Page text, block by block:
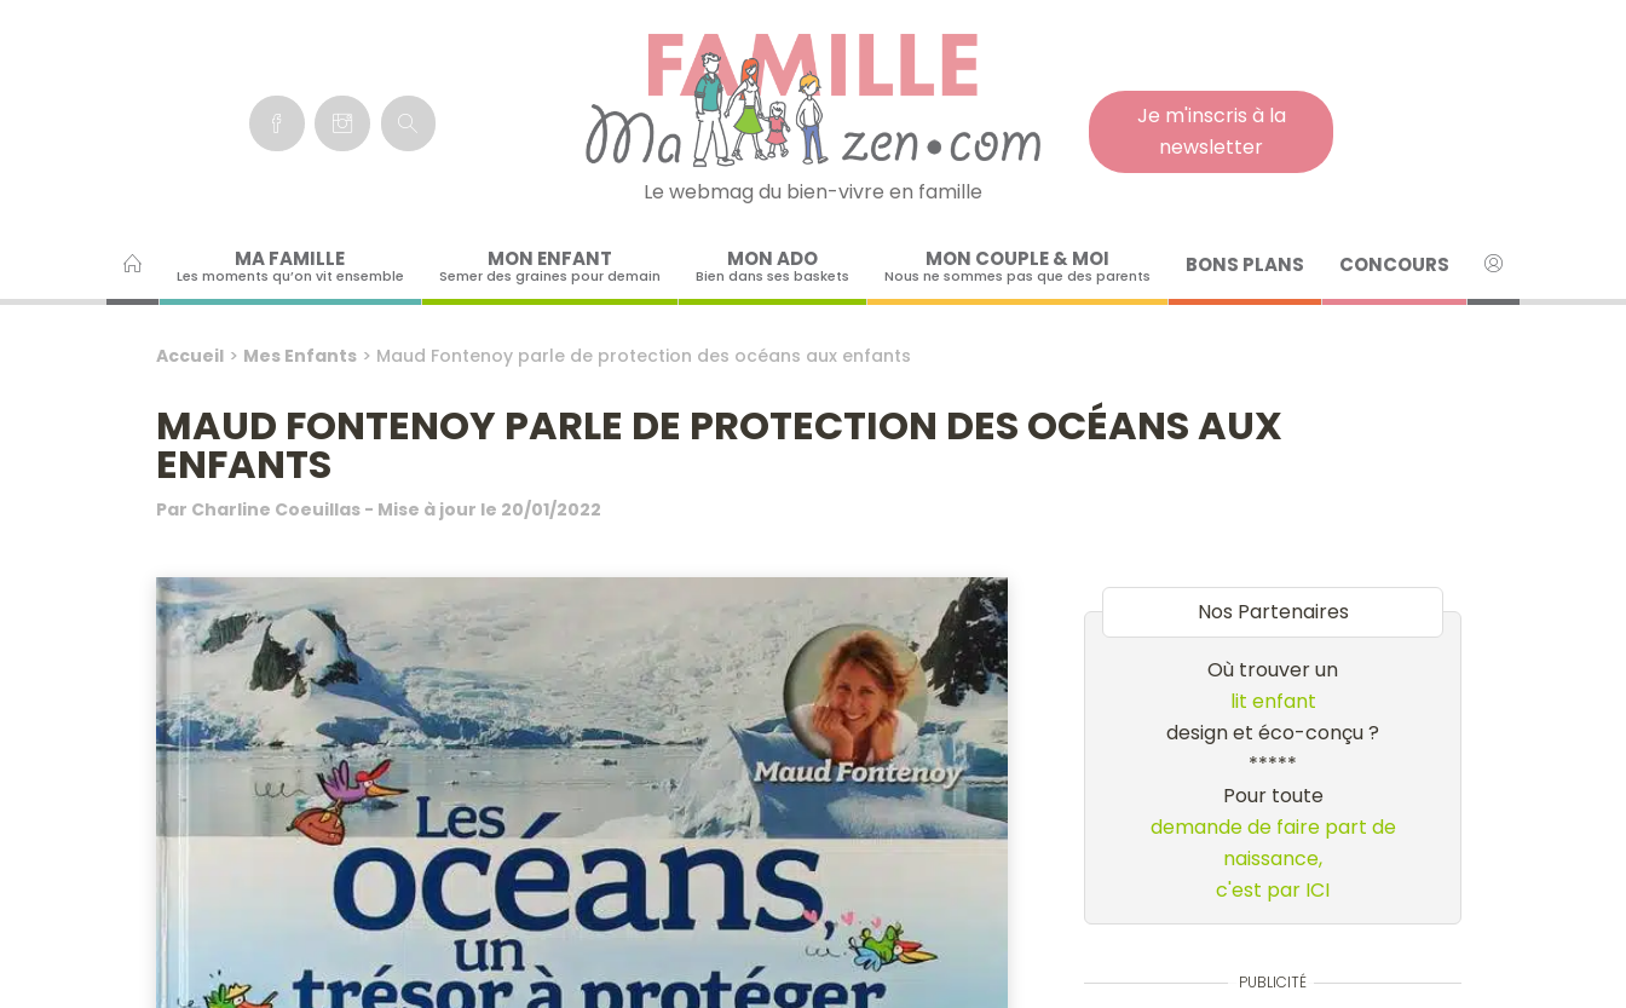
Je m'inscris à la
newsletter
Le webmag du bien-vivre en famille
MA FAMILLE
Les moments qu’on vit ensemble
MON ENFANT
Semer des graines pour demain
MON ADO
Bien dans ses baskets
MON COUPLE & MOI
Nous ne sommes pas que des parents BONS PLANS CONCOURS
Accueil> Mes Enfants> Maud Fontenoy parle de protection des océans aux enfants
MAUD FONTENOY PARLE DE PROTECTION DES OCÉANS AUX
ENFANTS
Par Charline Coeuillas- Mise à jour le 20/01/2022
Nos Partenaires
Où trouver un
lit enfant
design et éco-conçu ?
*****
Pour toute
demande de faire part de
naissance,
c'est par ICI
PUBLICITÉ